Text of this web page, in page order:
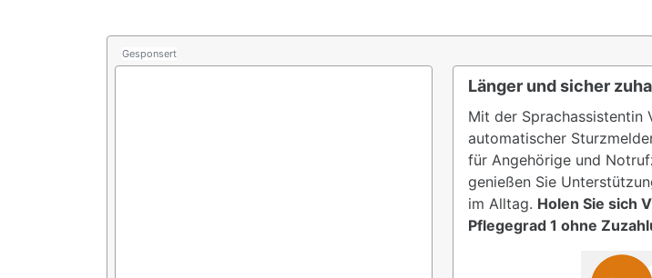
Gesponsert
Länger und sicher
Mit der Sprachassistentin
automatischer
für Angehörige und
genießen Sie
im Alltag. Holen Sie sich
Pflegegrad 1 ohne